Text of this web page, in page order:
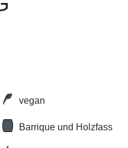
vegan
Barrique und Holzfass